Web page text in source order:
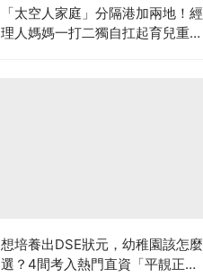
「太空人家庭」分隔港加兩地！經
理人媽媽一打二獨自扛起育兒重
想培養出DSE狀元，幼稚園該怎麼
選？4間考入熱門直資「平靚正」